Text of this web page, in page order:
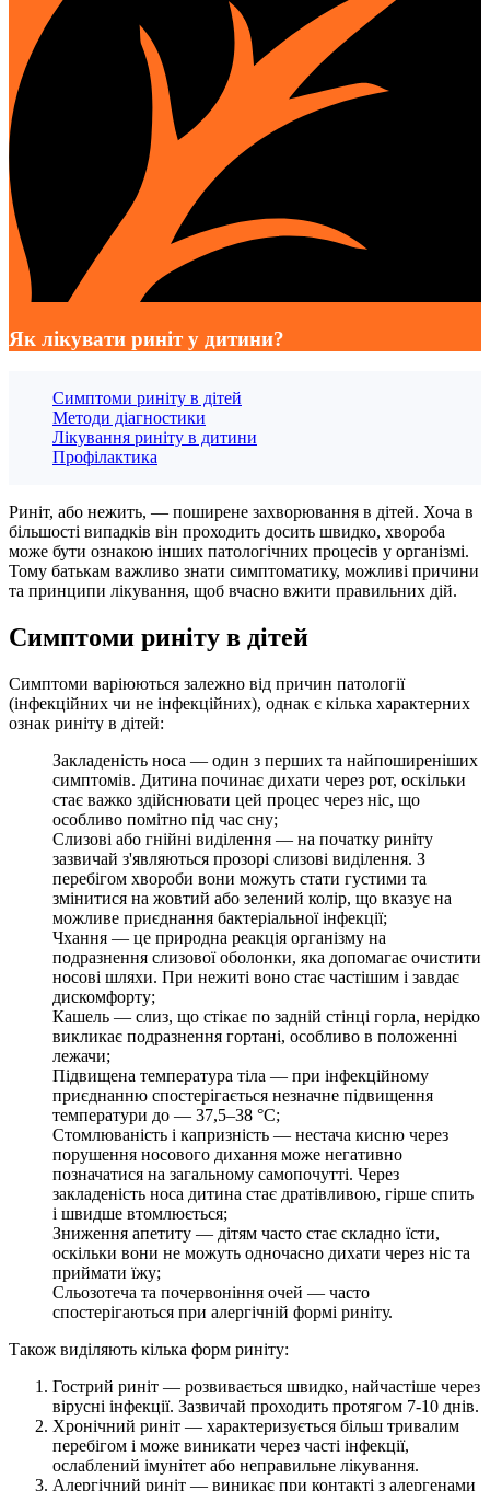
Як лікувати риніт у дитини?
Симптоми риніту в дітей
Методи діагностики
Лікування риніту в дитини
Профілактика
Риніт, або нежить, — поширене захворювання в дітей. Хоча в
більшості випадків він проходить досить швидко, хвороба
може бути ознакою інших патологічних процесів у організмі.
Тому батькам важливо знати симптоматику, можливі причини
та принципи лікування, щоб вчасно вжити правильних дій.
Симптоми риніту в дітей
Симптоми варіюються залежно від причин патології
(інфекційних чи не інфекційних), однак є кілька характерних
ознак риніту в дітей:
Закладеність носа — один з перших та найпоширеніших
симптомів. Дитина починає дихати через рот, оскільки
стає важко здійснювати цей процес через ніс, що
особливо помітно під час сну;
Слизові або гнійні виділення — на початку риніту
зазвичай з'являються прозорі слизові виділення. З
перебігом хвороби вони можуть стати густими та
змінитися на жовтий або зелений колір, що вказує на
можливе приєднання бактеріальної інфекції;
Чхання — це природна реакція організму на
подразнення слизової оболонки, яка допомагає очистити
носові шляхи. При нежиті воно стає частішим і завдає
дискомфорту;
Кашель — слиз, що стікає по задній стінці горла, нерідко
викликає подразнення гортані, особливо в положенні
лежачи;
Підвищена температура тіла — при інфекційному
приєднанню спостерігається незначне підвищення
температури до — 37,5–38 °C;
Стомлюваність і капризність — нестача кисню через
порушення носового дихання може негативно
позначатися на загальному самопочутті. Через
закладеність носа дитина стає дратівливою, гірше спить
і швидше втомлюється;
Зниження апетиту — дітям часто стає складно їсти,
оскільки вони не можуть одночасно дихати через ніс та
приймати їжу;
Сльозотеча та почервоніння очей — часто
спостерігаються при алергічній формі риніту.
Також виділяють кілька форм риніту:
Гострий риніт — розвивається швидко, найчастіше через
вірусні інфекції. Зазвичай проходить протягом 7-10 днів.
Хронічний риніт — характеризується більш тривалим
перебігом і може виникати через часті інфекції,
ослаблений імунітет або неправильне лікування.
Алергічний риніт — виникає при контакті з алергенами